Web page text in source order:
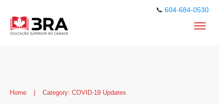
📞 604-684-0530
Home | Category: COVID-19 Updates